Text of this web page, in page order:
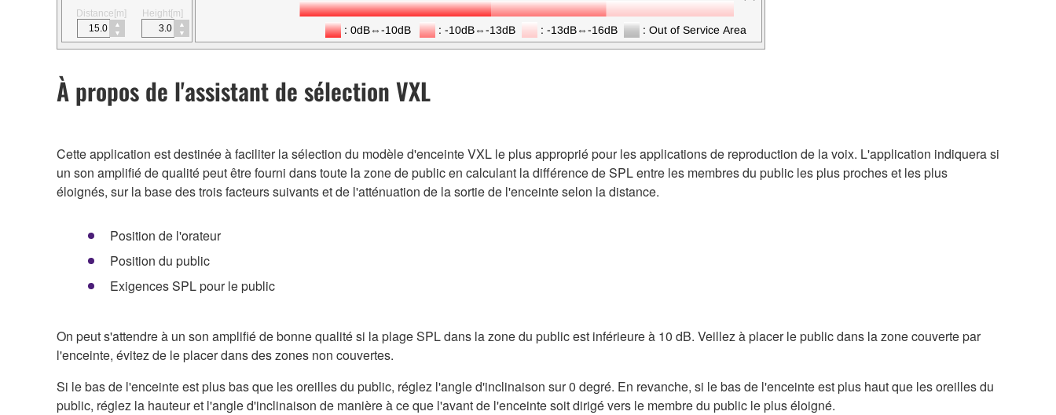
Distance[m] Height[m]
À propos de l'assistant de sélection VXL
Cette application est destinée à faciliter la sélection du modèle d'enceinte VXL le plus approprié pour les applications de reproduction de la voix. L'application indiquera si
un son amplifié de qualité peut être fourni dans toute la zone de public en calculant la différence de SPL entre les membres du public les plus proches et les plus
éloignés, sur la base des trois facteurs suivants et de l'atténuation de la sortie de l'enceinte selon la distance.
Position de l'orateur
Position du public
Exigences SPL pour le public
On peut s'attendre à un son amplifié de bonne qualité si la plage SPL dans la zone du public est inférieure à 10 dB. Veillez à placer le public dans la zone couverte par
l'enceinte, évitez de le placer dans des zones non couvertes.
Si le bas de l'enceinte est plus bas que les oreilles du public, réglez l'angle d'inclinaison sur 0 degré. En revanche, si le bas de l'enceinte est plus haut que les oreilles du
public, réglez la hauteur et l'angle d'inclinaison de manière à ce que l'avant de l'enceinte soit dirigé vers le membre du public le plus éloigné.